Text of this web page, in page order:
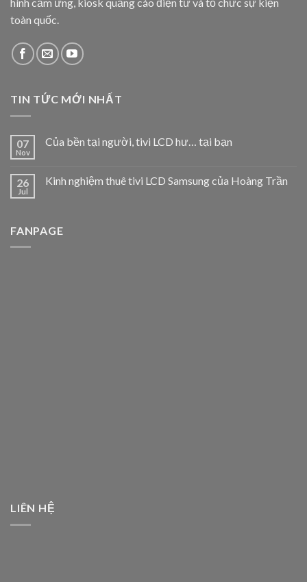
toàn quốc.
TIN TỨC MỚI NHẤT
07
Nov
Của bền tại người, tivi LCD hư… tại bạn
26
Jul
Kinh nghiệm thuê tivi LCD Samsung của Hoàng Trần
FANPAGE
LIÊN HỆ